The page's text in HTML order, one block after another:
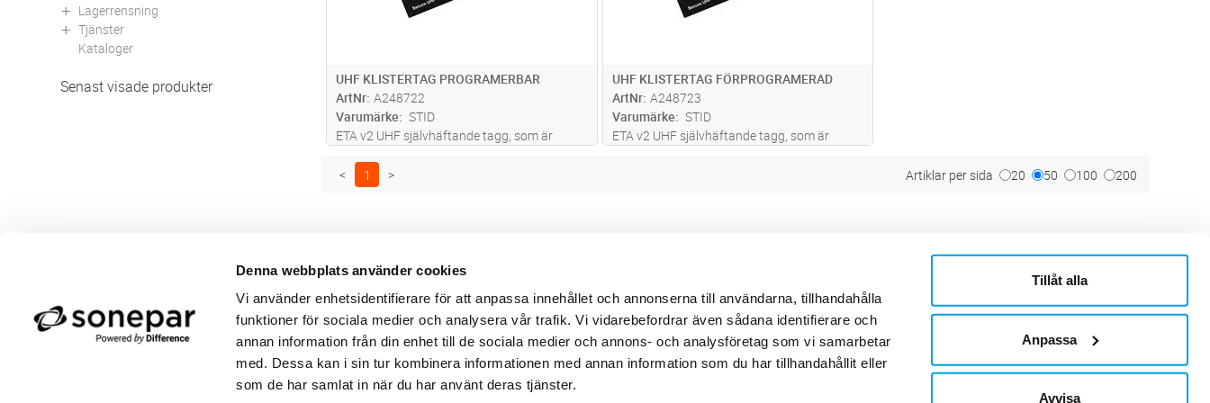
Denna webbplats använder cookies
Vi använder enhetsidentifierare för att anpassa innehållet och annonserna till användarna, tillhandahålla
funktioner för sociala medier och analysera vår trafik. Vi vidarebefordrar även sådana identifierare och
annan information från din enhet till de sociala medier och annons- och analysföretag som vi samarbetar
med. Dessa kan i sin tur kombinera informationen med annan information som du har tillhandahållit eller
som de har samlat in när du har använt deras tjänster.
Tillåt alla
Anpassa
Avvisa
Lagerrensning
Tjänster
Kataloger
Senast visade produkter
UHF KLISTERTAG PROGRAMERBAR
ArtNr A248722
Varumärke
STID
ETA v2 UHF självhäftande tagg, som är
vindrutor, erbjuder snabb och pålitlig
fordonsidentifiering över långa sträckor. När
UHF KLISTERTAG FÖRPROGRAMERAD
ArtNr A248723
Varumärke
STID
ETA v2 UHF självhäftande tagg, som är
< 1 > Artiklar per sida 20 50 100 200
Felanmälan
Returer
Beställa PDF fakturor
Användarvillkor
Integritetspolicy
Öppettider
Ny kund/användare
Våra varumärken
Leverans- och betalningsvillkor
Elektronisk kommunikation
Produktväljare
Om Sonepar
Historik
Kontaktblad
Ledningsgrupp
Jobb & Karriär